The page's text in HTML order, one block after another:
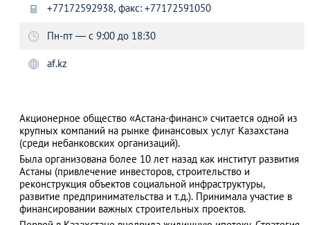
+77172592938, факс: +77172591050
Пн-пт — с 9:00 до 18:30
af.kz
Акционерное общество «Астана-финанс» считается одной из
крупных компаний на рынке финансовых услуг Казахстана
(среди небанковских организаций).
Была организована более 10 лет назад как институт развития
Астаны (привлечение инвесторов, строительство и
реконструкция объектов социальной инфраструктуры,
развитие предпринимательства и т.д.). Принимала участие в
финансировании важных строительных проектов.